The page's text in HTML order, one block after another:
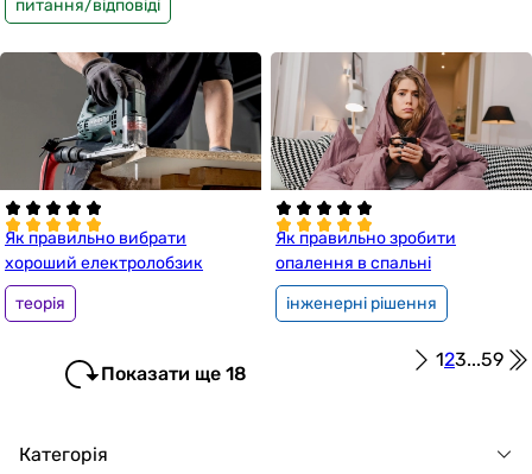
питання/відповіді
Як правильно вибрати
хороший електролобзик
теорія
Як правильно зробити
опалення в спальні
інженерні рішення
Показати ще 18
123...59
Категорія